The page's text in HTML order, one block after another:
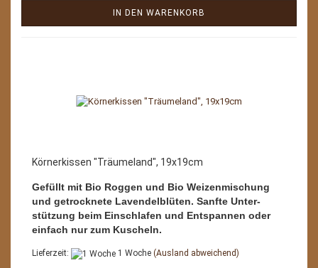
IN DEN WARENKORB
Körnerkissen "Träumeland", 19x19cm
Gefüllt mit Bio Roggen und Bio Weizenmischung
und getrocknete Lavendelblüten. Sanfte Unter-
stützung beim Einschlafen und Entspannen oder
einfach nur zum Kuscheln.
Lieferzeit: 1 Woche (Ausland abweichend)